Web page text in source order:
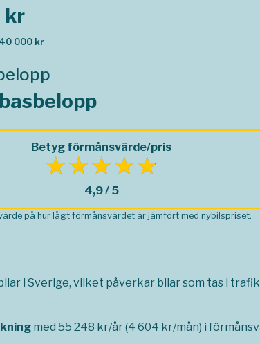
kr
000 kr
Betyg förmånsvärde/pris
4,9 / 5
på hur lågt förmånsvärdet är jämfört med nybilspriset.
i Sverige, vilket påverkar bilar som tas i trafik
med 55 248 kr/år (4 604 kr/mån) i